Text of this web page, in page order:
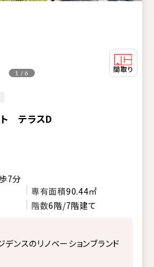
ト テラスD
1 / 6
7分
専有面積90.44㎡
階数6階/7階建て
デンスのリノベーションブランド